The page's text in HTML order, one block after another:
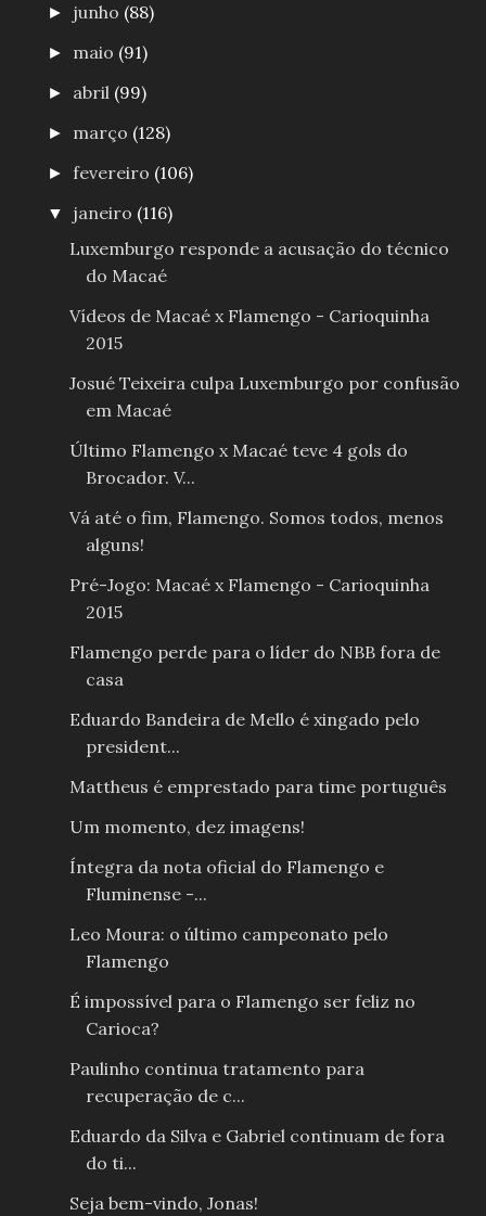
► junho (88)
► maio (91)
► abril (99)
► março (128)
►fevereiro (106)
▼ janeiro (116)
Luxemburgo responde a acusação do técnico
do Macaé
Vídeos de Macaé x Flamengo - Carioquinha
2015
Josué Teixeira culpa Luxemburgo por confusão
em Macaé
Último Flamengo x Macaé teve 4 gols do
Brocador. V...
Vá até o fim, Flamengo. Somos todos, menos
alguns!
Pré-Jogo: Macaé x Flamengo - Carioquinha
2015
Flamengo perde para o líder do NBB fora de
casa
Eduardo Bandeira de Mello é xingado pelo
president...
Mattheus é emprestado para time português
Um momento, dez imagens!
Íntegra da nota oficial do Flamengo e
Fluminense -...
Leo Moura: o último campeonato pelo
Flamengo
É impossível para o Flamengo ser feliz no
Carioca?
Paulinho continua tratamento para
recuperação de c...
Eduardo da Silva e Gabriel continuam de fora
do ti...
Seja bem-vindo, Jonas!